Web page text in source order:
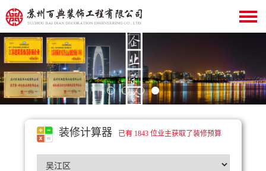
装修计算器 已有 1843 位业主获取了装修预算